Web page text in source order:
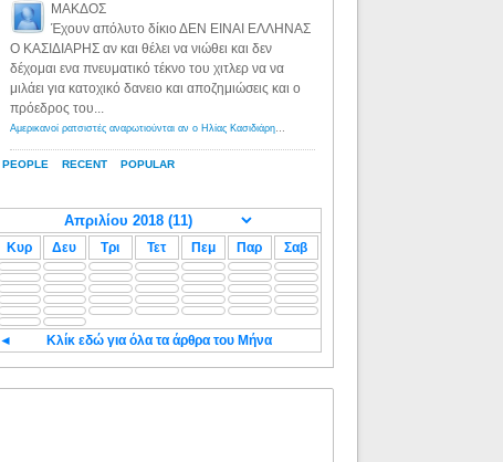
PEOPLE RECENT POPULAR
ΜΑΚΔΟΣ
Έχουν απόλυτο δίκιο ΔΕΝ ΕΙΝΑΙ ΕΛΛΗΝΑΣ
Ο ΚΑΣΙΔΙΑΡΗΣ αν και θέλει να νιώθει και δεν
δέχομαι ενα πνευματικό τέκνο του χιτλερ να να
μιλάει για κατοχικό δανειο και αποζημιώσεις και ο
πρόεδρος του...
Αμερικανοί ρατσιστές αναρωτιούνται αν ο Ηλίας Κασιδιάρης ανήκει στη λευκή φυλή... - Λόγιος Ερμής
Κυρ Δευ Τρι Τετ Πεμ Παρ Σαβ
◄ Κλίκ εδώ για όλα τα άρθρα του Μήνα